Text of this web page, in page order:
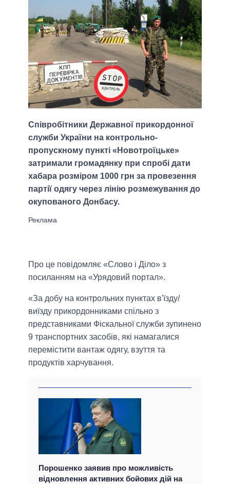
Співробітники Державної прикордонної
служби України на контрольно-
пропускному пункті «Новотроїцьке»
затримали громадянку при спробі дати
хабара розміром 1000 грн за провезення
партії одягу через лінію розмежування до
окупованого Донбасу.
Про це повідомляє «Слово і Діло» з
посиланням на «Урядовий портал».
«За добу на контрольних пунктах в'їзду/
виїзду прикордонниками спільно з
представниками Фіскальної служби зупинено
9 транспортних засобів, які намагалися
перемістити вантаж одягу, взуття та
продуктів харчування.
Порошенко заявив про можливість
відновлення активних бойових дій на